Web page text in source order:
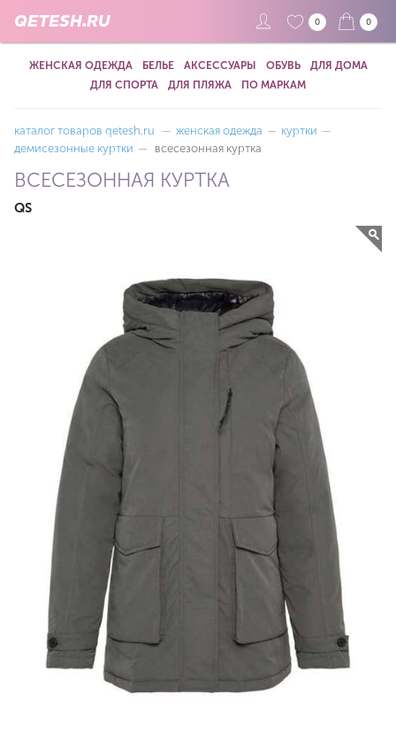
QETESH.RU 0 0
ЖЕНСКАЯ ОДЕЖДА БЕЛЬЕ АКСЕССУАРЫ ОБУВЬ
ДЛЯ ДОМА
ДЛЯ СПОРТА
ДЛЯ ПЛЯЖА ПО МАРКАМ
каталог товаров qetesh.ru — женская одежда — куртки —
демисезонные куртки — всесезонная куртка
ВСЕСЕЗОННАЯ КУРТКА
QS